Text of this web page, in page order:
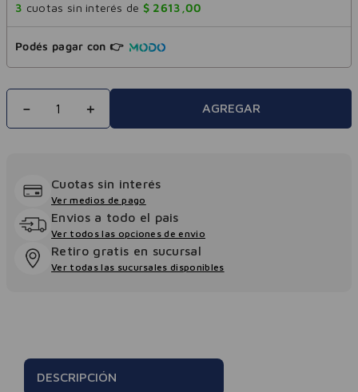
3 cuotas sin interés de $ 2613 ,00
Podés pagar con 👉
＋
－ AGREGAR
Cuotas sin interés
Ver medios de pago
Envios a todo el pais
Ver todos las opciones de envio
Retiro gratis en sucursal
Ver todas las sucursales disponibles
DESCRIPCIÓN